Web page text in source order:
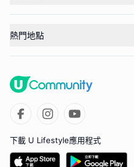
熱門地點
下載 U Lifestyle應用程式